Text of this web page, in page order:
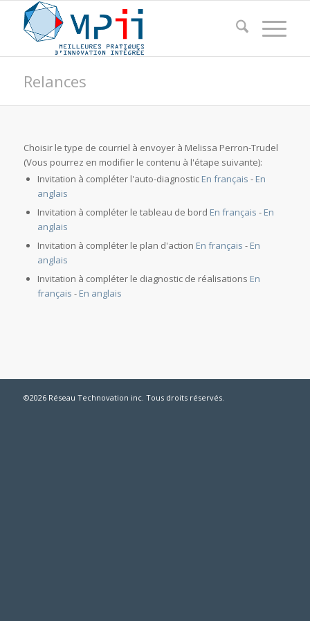
Relances
Choisir le type de courriel à envoyer à Melissa Perron-Trudel
(Vous pourrez en modifier le contenu à l'étape suivante):
Invitation à compléter l'auto-diagnostic En français - En
anglais
Invitation à compléter le tableau de bord En français - En
anglais
Invitation à compléter le plan d'action En français - En
anglais
Invitation à compléter le diagnostic de réalisations En
français - En anglais
©2026 Réseau Technovation inc. Tous droits réservés.